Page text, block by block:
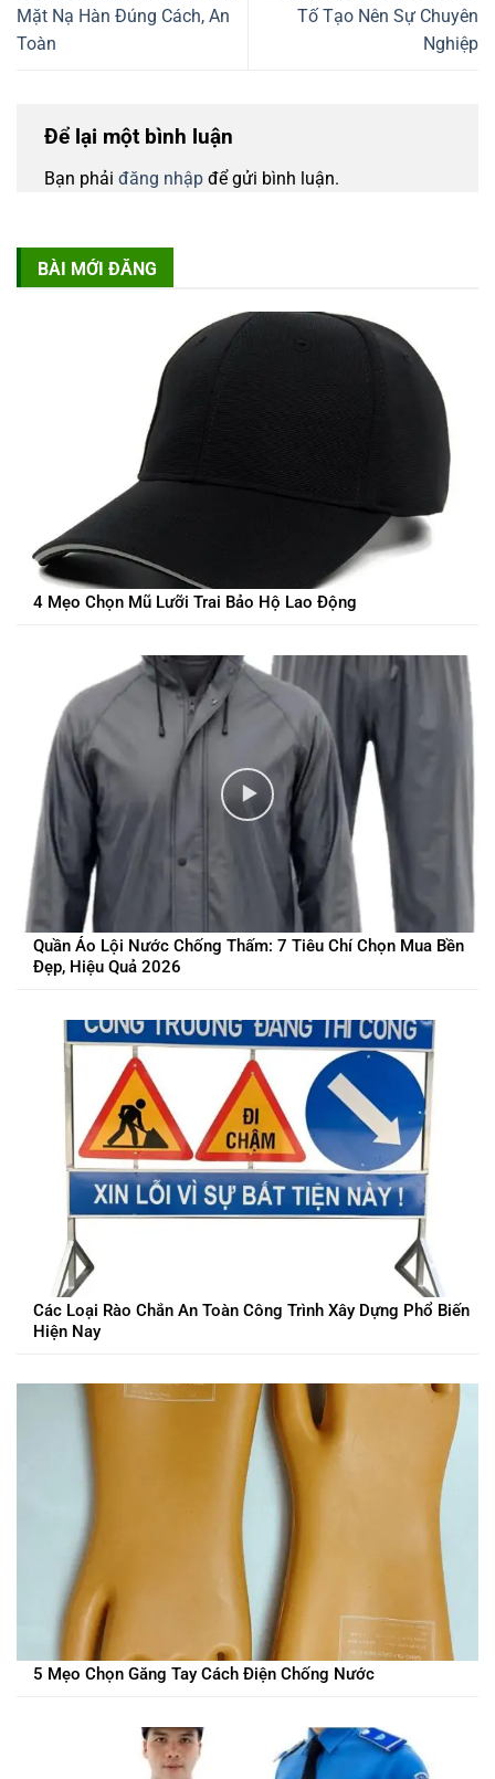
Mặt Nạ Hàn Đúng Cách, An
Toàn
Tố Tạo Nên Sự Chuyên
Nghiệp
Để lại một bình luận
Bạn phải đăng nhập để gửi bình luận.
BÀI MỚI ĐĂNG
4 Mẹo Chọn Mũ Lưỡi Trai Bảo Hộ Lao Động
Quần Áo Lội Nước Chống Thấm: 7 Tiêu Chí Chọn Mua Bền
Đẹp, Hiệu Quả 2026
Các Loại Rào Chắn An Toàn Công Trình Xây Dựng Phổ Biến
Hiện Nay
5 Mẹo Chọn Găng Tay Cách Điện Chống Nước